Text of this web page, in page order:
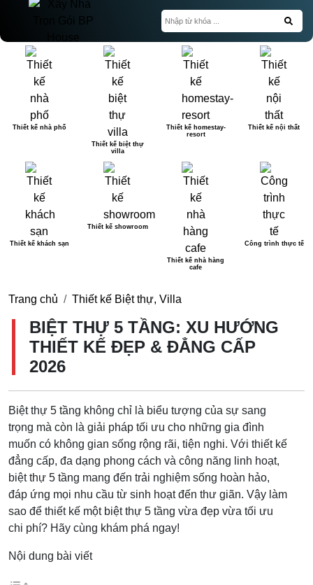
Thiết kế nhà phố
Thiết kế biệt thự
villa
Thiết kế homestay-
resort
Thiết kế nội thất
Thiết kế khách sạn
Thiết kế showroom
Thiết kế nhà hàng
cafe
Công trình thực tế
Trang chủ Thiết kế Biệt thự, Villa
BIỆT THỰ 5 TẦNG: XU HƯỚNG
THIẾT KẾ ĐẸP & ĐẲNG CẤP
2026
Biệt thự 5 tầng không chỉ là biểu tượng của sự sang
trọng mà còn là giải pháp tối ưu cho những gia đình
muốn có không gian sống rộng rãi, tiện nghi. Với thiết kế
đẳng cấp, đa dạng phong cách và công năng linh hoạt,
biệt thự 5 tầng mang đến trải nghiệm sống hoàn hảo,
đáp ứng mọi nhu cầu từ sinh hoạt đến thư giãn. Vậy làm
sao để thiết kế một biệt thự 5 tầng vừa đẹp vừa tối ưu
chi phí? Hãy cùng khám phá ngay!
Nội dung bài viết